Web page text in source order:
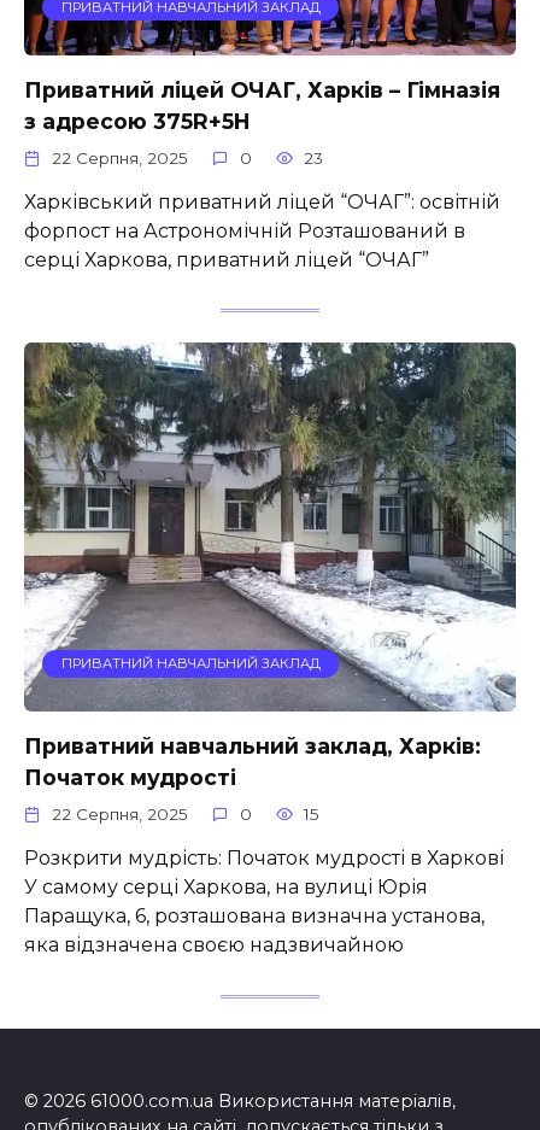
ПРИВАТНИЙ НАВЧАЛЬНИЙ ЗАКЛАД
Приватний ліцей ОЧАГ, Харків – Гімназія
з адресою 375R+5H
22 Серпня, 2025 0 23
Харківський приватний ліцей “ОЧАГ”: освітній
форпост на Астрономічній Розташований в
серці Харкова, приватний ліцей “ОЧАГ”
ПРИВАТНИЙ НАВЧАЛЬНИЙ ЗАКЛАД
Приватний навчальний заклад, Харків:
Початок мудрості
22 Серпня, 2025 0 15
Розкрити мудрість: Початок мудрості в Харкові
У самому серці Харкова, на вулиці Юрія
Паращука, 6, розташована визначна установа,
яка відзначена своєю надзвичайною
© 2026 61000.com.ua Використання матеріалів,